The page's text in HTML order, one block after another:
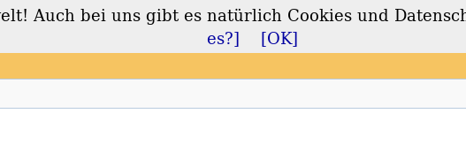
Auch bei uns gibt es natürlich Cookies und
es?]
[OK]